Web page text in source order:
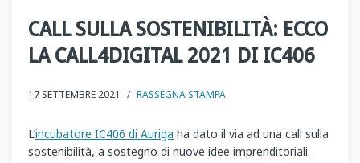
CALL SULLA SOSTENIBILITÀ: ECCO
LA CALL4DIGITAL 2021 DI IC406
17 SETTEMBRE 2021 / RASSEGNA STAMPA
L’incubatore IC406 di Auriga ha dato il via ad una call sulla
sostenibilità, a sostegno di nuove idee imprenditoriali.